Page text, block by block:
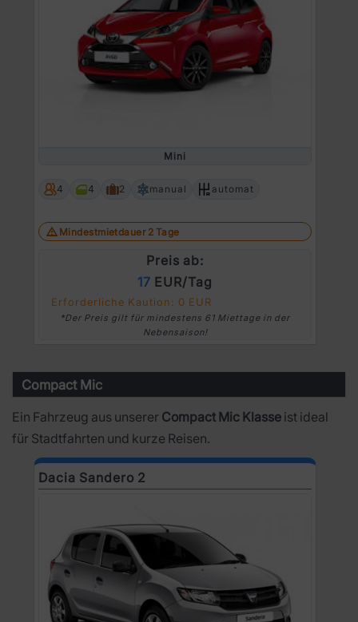
Mini
4 4 2 manual automat
Mindestmietdauer 2 Tage
Preis ab:
17 EUR/Tag
Erforderliche Kaution: 0 EUR
*Der Preis gilt für mindestens 61 Miettage in der
Nebensaison!
Compact Mic
Ein Fahrzeug aus unserer Compact Mic Klasse ist ideal
für Stadtfahrten und kurze Reisen.
Dacia Sandero 2